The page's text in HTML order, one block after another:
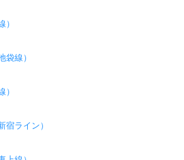
）
袋線）
）
宿ライン）